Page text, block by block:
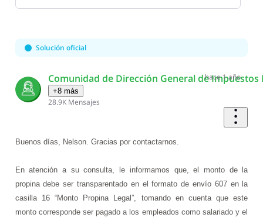
Selected
First
Solución oficial
Comunidad de Dirección General de
+8 más
28.9K Mensajes
hace 1 año
Buenos días, Nelson. Gracias por contactarnos.
En atención a su consulta, le informamos que, el monto de la
propina debe ser transparentado en el formato de envío 607 en la
casilla 16 “Monto Propina Legal”, tomando en cuenta que este
monto corresponde ser pagado a los empleados como salariado y el